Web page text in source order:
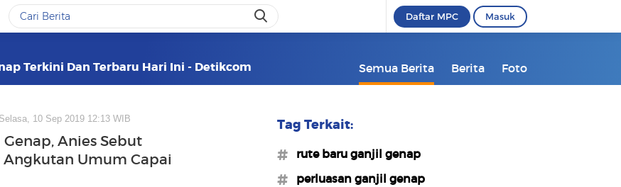
Daftar MPC Masuk
Terkini Dan Terbaru Hari Ini - Detikcom Semua Berita Berita Foto
Selasa, 10 Sep 2019 12:13 WIB
Anies Sebut
Angkutan Umum Capai
Tag Terkait:
#rute baru ganjil genap
#perluasan ganjil genap